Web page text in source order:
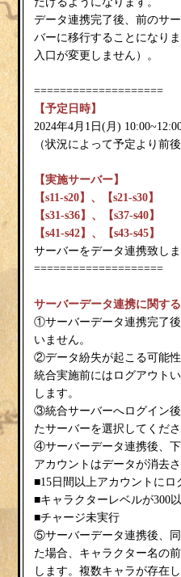
データ連携完了後、前のサ
バーに移行することになり
入口が変更しません）。
====================
【予定日時】
2024年4月1日(月)
（状況によって予定より前
【実施サーバー】
【s11-s20】、【s21-s30】
【s31-s36】、【s37-s40】
【s41-s42】、【s43-s45】
サーバーをデータ連携致し
====================
サーバーデータ連携に関す
①サーバーデータ連携完了
いません。
②データ紛失が起こる可能
統合実施前にはログアウト
します。
③統合サーバーへログイン
たサーバーを選択してくだ
④サーバーデータ連携後、
アカウントはデータが消去
■15日間以上アカウントにロ
■キャラクターレベルが300
■チャージ未実行
⑤サーバーデータ連携後、
た場合、キャラクター名の
します。複数キャラが存在